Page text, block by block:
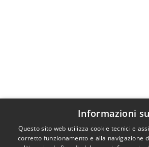
Informazioni
Questo sito web utilizza cookie tecnici e
corretto funzionamento e alla navigazione